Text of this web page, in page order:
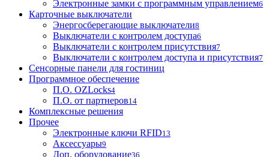
Электронные замки с программным управлением6
Карточные выключатели
Энергосберегающие выключатели8
Выключатели с контролем доступа6
Выключатели с контролем присутствия7
Выключатели с контролем доступа и присутствия7
Сенсорные панели для гостиниц
Программное обеспечение
П.О. OZLocks4
П.О. от партнеров14
Комплексные решения
Прочее
Электронные ключи RFID13
Аксессуары9
Доп. оборудование36